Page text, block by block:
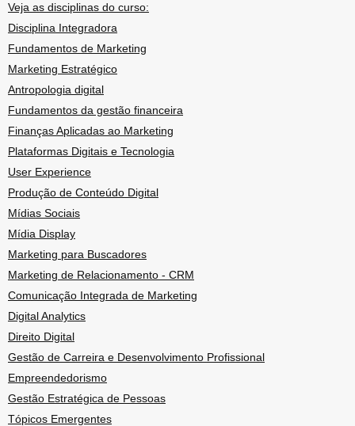
Veja as disciplinas do curso:
Disciplina Integradora
Fundamentos de Marketing
Marketing Estratégico
Antropologia digital
Fundamentos da gestão financeira
Finanças Aplicadas ao Marketing
Plataformas Digitais e Tecnologia
User Experience
Produção de Conteúdo Digital
Mídias Sociais
Mídia Display
Marketing para Buscadores
Marketing de Relacionamento - CRM
Comunicação Integrada de Marketing
Digital Analytics
Direito Digital
Gestão de Carreira e Desenvolvimento Profissional
Empreendedorismo
Gestão Estratégica de Pessoas
Tópicos Emergentes